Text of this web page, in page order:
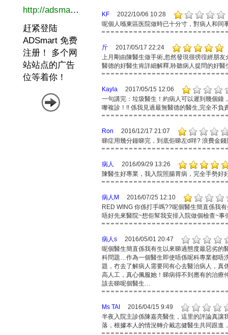
KF
2022/10/06 10:28
呢個人喺東區医院做時已十分寸，對病人和同
斤
2017/05/17 22:24
上月剛由陳醫生做手術,忽然發現很徬徨經朋
醫德的好醫生肯詳細解釋,聆聽病人提問的好醫
Kayla
2017/05/15 12:06
一句講完：垃圾醫生！約病人可以遲到幾個鐘
嚟複診！!! 係我見過最無醫德的醫生,完全不負
Ron
2016/12/17 21:07
睇症用幾分鐘睇完，到底佢睇左d咩? 浪費金
病人
2016/09/29 13:26
陳醫生好專業，我入院照腸胃病，完全手勢好
病人M
2016/07/25 12:10
RED WING 你係打手嗎??呢個醫生簡直係我
唔好先來醫院~想佢幫我安排入院做個檢查~
病人s
2016/05/01 20:47
呢個醫生簡直係我有生以來睇過態度最惡劣的
科問題…作為一個醫生即使唔係呢科專業都唔
題，冇去了解病人需要同有心去醫治病人，
高人工，真心佩服她！睇病得不到應有的治療
該去睇呢個醫生…
Ms TAI
2016/04/15 9:49
半夜入院主診係陳嘉亮醫生，這里的評論真讓
落，根據本人的情況轉介戴志健醫生共同跟進